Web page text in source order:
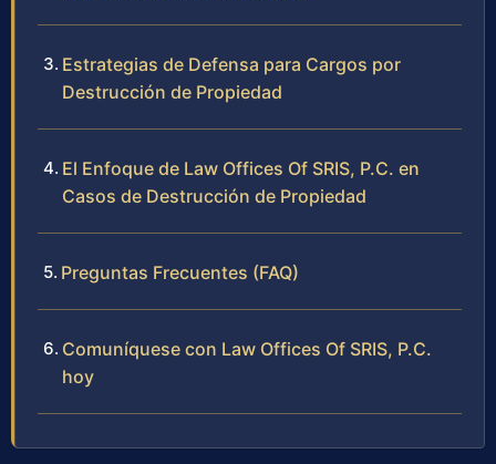
Estrategias de Defensa para Cargos por
Destrucción de Propiedad
El Enfoque de Law Offices Of SRIS, P.C. en
Casos de Destrucción de Propiedad
Preguntas Frecuentes (FAQ)
Comuníquese con Law Offices Of SRIS, P.C.
hoy